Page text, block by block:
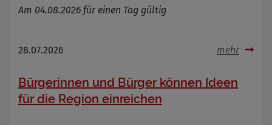
Am 04.08.2026 für einen Tag gültig
28.07.2026 mehr
Bürgerinnen und Bürger können Ideen
für die Region einreichen